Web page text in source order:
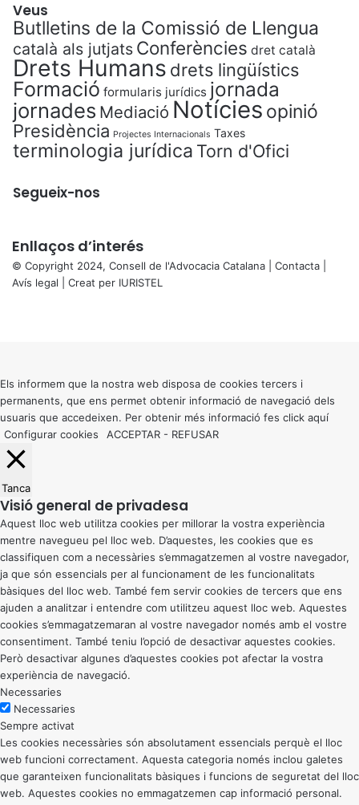
Veus
Butlletins de la Comissió de Llengua
català als jutjats Conferències dret català
Drets Humans drets lingüístics
Formació formularis jurídics jornada
jornades Mediació Notícies opinió
Presidència Projectes Internacionals Taxes
terminologia jurídica Torn d'Ofici
Segueix-nos
Enllaços d’interés
© Copyright 2024, Consell de l'Advocacia Catalana | Contacta
Avís legal | Creat per IURISTEL
button
Els informem que la nostra web disposa de cookies tercers i
permanents, que ens permet obtenir informació de navegació dels
usuaris que accedeixen. Per obtenir més informació fes click aquí
Configurar cookies
ACCEPTAR - REFUSAR
Tanca
Visió general de privadesa
Aquest lloc web utilitza cookies per millorar la vostra experiència
mentre navegueu pel lloc web. D’aquestes, les cookies que es
classifiquen com a necessàries s’emmagatzemen al vostre navegador,
ja que són essencials per al funcionament de les funcionalitats
bàsiques del lloc web. També fem servir cookies de tercers que ens
ajuden a analitzar i entendre com utilitzeu aquest lloc web. Aquestes
cookies s’emmagatzemaran al vostre navegador només amb el vostre
consentiment. També teniu l’opció de desactivar aquestes cookies.
Però desactivar algunes d’aquestes cookies pot afectar la vostra
experiència de navegació.
Necessaries
Necessaries
Sempre activat
Les cookies necessàries són absolutament essencials perquè el lloc
web funcioni correctament. Aquesta categoria només inclou galetes
que garanteixen funcionalitats bàsiques i funcions de seguretat del lloc
web. Aquestes cookies no emmagatzemen cap informació personal.